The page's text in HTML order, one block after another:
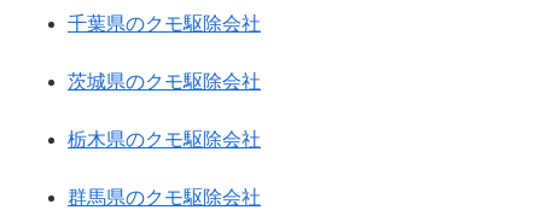
千葉県のクモ駆除会社
茨城県のクモ駆除会社
栃木県のクモ駆除会社
群馬県のクモ駆除会社